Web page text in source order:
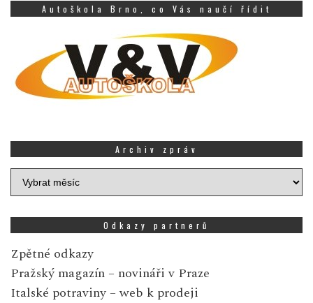
Autoškola Brno, co Vás naučí řídit
Archiv zpráv
Archiv
zpráv
Odkazy partnerů
Zpětné odkazy
Pražský magazín – novináři v Praze
Italské potraviny – web k prodeji